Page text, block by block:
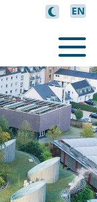
EN